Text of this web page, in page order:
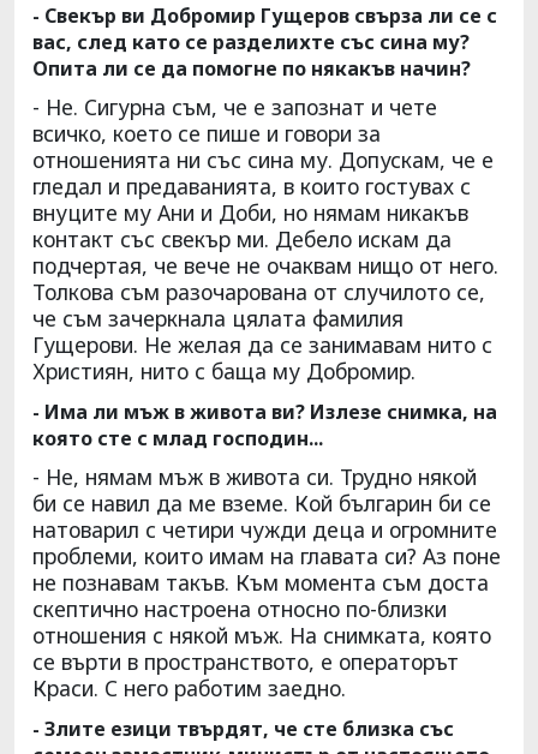
- Свекър ви Добромир Гущеров свърза ли се с
вас, след като се разделихте със сина му?
Опита ли се да помогне по някакъв начин?
- Не. Сигурна съм, че е запознат и чете
всичко, което се пише и говори за
отношенията ни със сина му. Допускам, че е
гледал и предаванията, в които гостувах с
внуците му Ани и Доби, но нямам никакъв
контакт със свекър ми. Дебело искам да
подчертая, че вече не очаквам нищо от него.
Толкова съм разочарована от случилото се,
че съм зачеркнала цялата фамилия
Гущерови. Не желая да се занимавам нито с
Християн, нито с баща му Добромир.
- Има ли мъж в живота ви? Излезе снимка, на
която сте с млад господин...
- Не, нямам мъж в живота си. Трудно някой
би се навил да ме вземе. Кой българин би се
натоварил с четири чужди деца и огромните
проблеми, които имам на главата си? Аз поне
не познавам такъв. Към момента съм доста
скептично настроена относно по-близки
отношения с някой мъж. На снимката, която
се върти в пространството, е операторът
Краси. С него работим заедно.
- Злите езици твърдят, че сте близка със